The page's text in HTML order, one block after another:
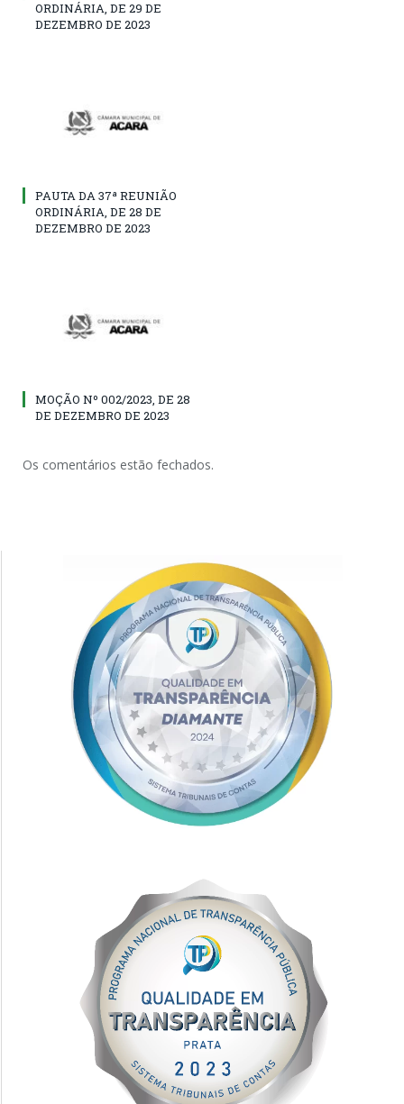
ORDINÁRIA, DE 29 DE
DEZEMBRO DE 2023
PAUTA DA 37ª REUNIÃO
ORDINÁRIA, DE 28 DE
DEZEMBRO DE 2023
MOÇÃO Nº 002/2023, DE 28
DE DEZEMBRO DE 2023
Os comentários estão fechados.